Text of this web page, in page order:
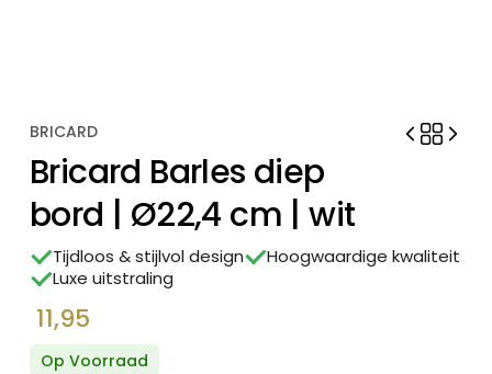
BRICARD
Bricard Barles diep
bord | Ø22,4 cm | wit
Tijdloos & stijlvol design
Hoogwaardige kwaliteit
Luxe uitstraling
11,95
Op Voorraad